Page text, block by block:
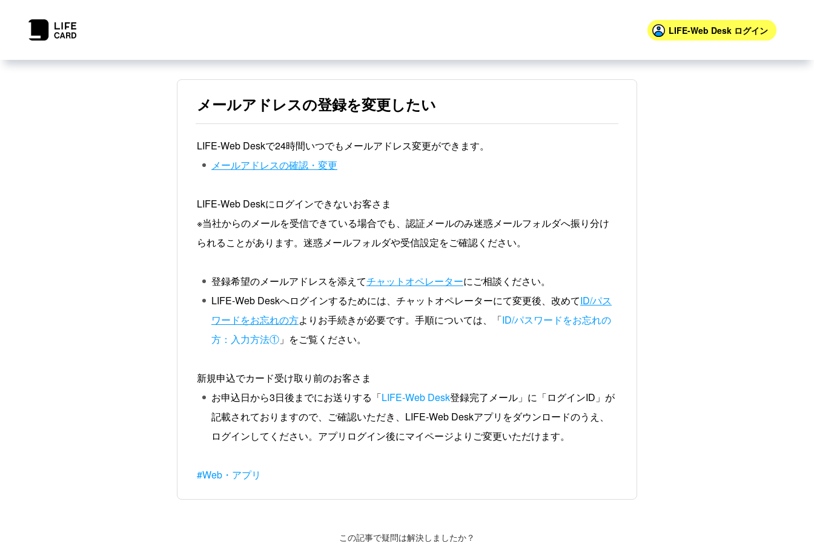
LIFE-Web Desk ログイン
メールアドレスの登録を変更したい
LIFE-Web Deskで24時間いつでもメールアドレス変更ができます。
メールアドレスの確認・変更
LIFE-Web Deskにログインできないお客さま
※当社からのメールを受信できている場合でも、認証メールのみ迷惑メールフォルダへ振り分け
られることがあります。迷惑メールフォルダや受信設定をご確認ください。
登録希望のメールアドレスを添えてチャットオペレーターにご相談ください。
LIFE-Web Deskへログインするためには、チャットオペレーターにて変更後、改めてID/パス
ワードをお忘れの方よりお手続きが必要です。手順については、「ID/パスワードをお忘れの
方：入力方法① 」をご覧ください。
新規申込でカード受け取り前のお客さま
お申込日から3日後までにお送りする「LIFE-Web Desk登録完了メール」に「ログインID」が
記載されておりますので、ご確認いただき、LIFE-Web Deskアプリをダウンロードのうえ、
ログインしてください。アプリログイン後にマイページよりご変更いただけます。
#Web・アプリ
この記事で疑問は解決しましたか？